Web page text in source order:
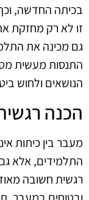
בכיתה החדשה,
זו לא רק מחזקת
גם מכינה את
התנסות מעשית
הנושאים ולחוש
הכנה
מעבר בין כיתות
התלמידים, אלא
רגשית חשובה